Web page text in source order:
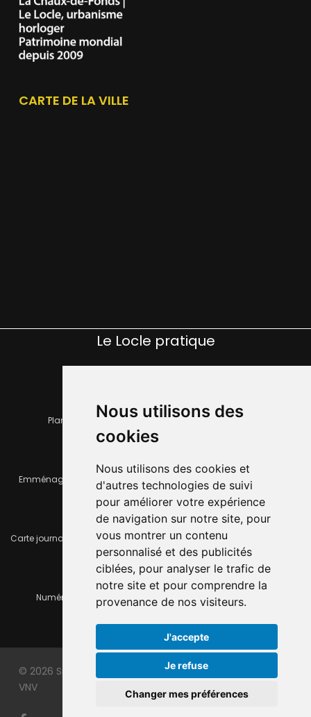
Nous utilisons des
cookies
Nous utilisons des cookies et
d'autres technologies de suivi
pour améliorer votre expérience
de navigation sur notre site, pour
vous montrer un contenu
personnalisé et des publicités
ciblées, pour analyser le trafic de
notre site et pour comprendre la
provenance de nos visiteurs.
J'accepte
Je refuse
Changer mes préférences
CARTE DE LA VILLE
Le Locle pratique
Plan de la ville Horaires et services communaux
Emménager ou déménager Infos pratiques
Carte journalière CFF - Flexicard Travaux importants en cours
Numéros d'urgence À louer / à vendre
© 2026 Site officiel de la ville du Locle. Made with
VNV